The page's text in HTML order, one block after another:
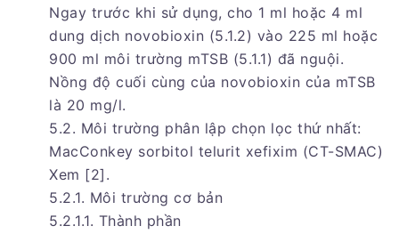
Ngay trước khi sử dụng, cho 1 ml hoặc 4 ml
dung dịch novobioxin (5.1.2) vào 225 ml hoặc
900 ml môi trường mTSB (5.1.1) đã nguội.
Nồng độ cuối cùng của novobioxin của mTSB
là 20 mg/l.
5.2. Môi trường phân lập chọn lọc thứ nhất:
MacConkey sorbitol telurit xefixim (CT-SMAC)
Xem [2].
5.2.1. Môi trường cơ bản
5.2.1.1. Thành phần